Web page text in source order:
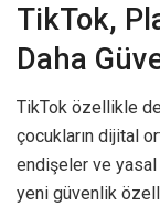
TikTok,
Daha
TikTok özellikle
çocukların dijital
endişeler ve yasal
yeni güvenlik